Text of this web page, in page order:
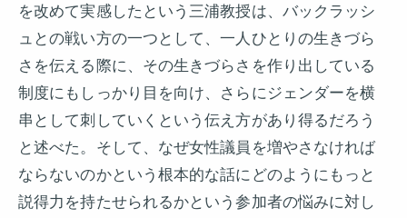
を改めて実感したという三浦教授は、バックラッシ
ュとの戦い方の一つとして、一人ひとりの生きづら
さを伝える際に、その生きづらさを作り出している
制度にもしっかり目を向け、さらにジェンダーを横
串として刺していくという伝え方があり得るだろう
と述べた。そして、なぜ女性議員を増やさなければ
ならないのかという根本的な話にどのようにもっと
説得力を持たせられるかという参加者の悩みに対し